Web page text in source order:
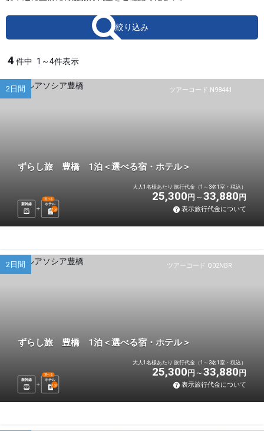
絞り込み
4 件中 1～4件表示
ツアーコード N98441
2日間
ずらし旅 豊橋 1泊＜選べる宿・ホテル＞
新幹線 ホテル
選べる
1 泊
大人1名様あたり 旅行代金（1～3名1室・税込）
25,300 円 33,880 円
表示旅行代金について
ツアーコード Q02NBR
2日間
ずらし旅 豊橋 1泊＜選べる宿・ホテル＞
新幹線 ホテル
選べる
1 泊
大人1名様あたり 旅行代金（1～3名1室・税込）
25,300 円 33,880 円
表示旅行代金について